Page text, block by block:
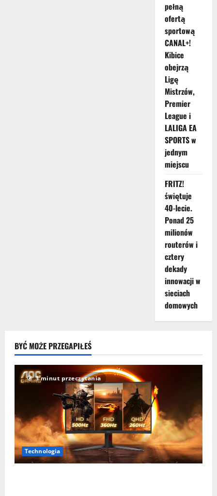
pełną
ofertą
sportową
CANAL+!
Kibice
obejrzą
Ligę
Mistrzów,
Premier
League i
LALIGA EA
SPORTS w
jednym
miejscu
FRITZ!
świętuje
40-lecie.
Ponad 25
milionów
routerów i
cztery
dekady
innowacji w
sieciach
domowych
BYĆ MOŻE PRZEGAPIŁEŚ
3 minut przeczytania
Technologia